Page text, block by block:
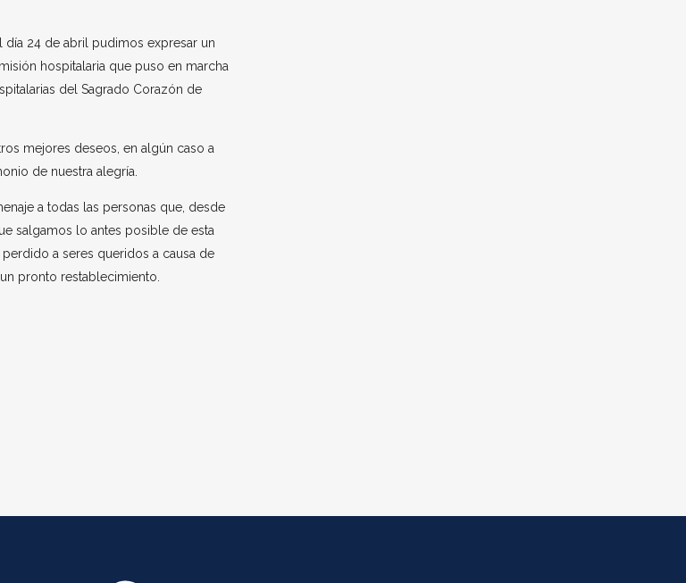
24 de abril pudimos expresar un
hospitalaria que puso en marcha
del Sagrado Corazón de
mejores deseos, en algún caso a
de nuestra alegría.
a todas las personas que, desde
salgamos lo antes posible de esta
a seres queridos a causa de
pronto restablecimiento.